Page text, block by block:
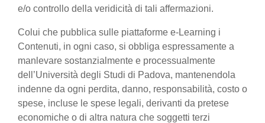
e/o controllo della veridicità di tali affermazioni.
Colui che pubblica sulle piattaforme e-Learning i
Contenuti, in ogni caso, si obbliga espressamente a
manlevare sostanzialmente e processualmente
dell’Università degli Studi di Padova, mantenendola
indenne da ogni perdita, danno, responsabilità, costo o
spese, incluse le spese legali, derivanti da pretese
economiche o di altra natura che soggetti terzi